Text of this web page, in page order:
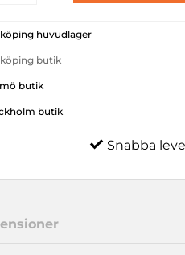
huvudlager
butik
butik
butik
Snabba